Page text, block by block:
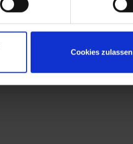
Cookies zulassen